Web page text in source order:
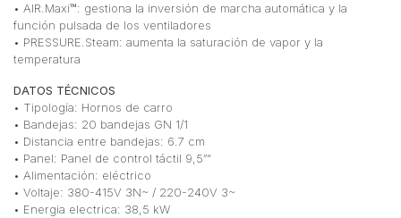
• AIR.Maxi™: gestiona la inversión de marcha automática y la
función pulsada de los ventiladores
• PRESSURE.Steam: aumenta la saturación de vapor y la
temperatura
DATOS TÉCNICOS
• Tipología: Hornos de carro
• Bandejas: 20 bandejas GN 1/1
• Distancia entre bandejas: 6.7 cm
• Panel: Panel de control táctil 9,5″”
• Alimentación: eléctrico
• Voltaje: 380-415V 3N~ / 220-240V 3~
• Energia electrica: 38,5 kW